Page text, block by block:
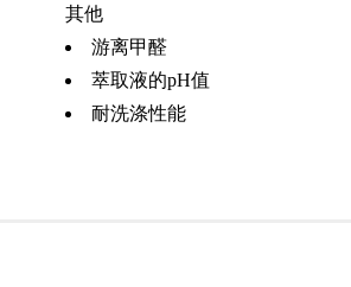
其他
游离甲醛
萃取液的pH值
耐洗涤性能